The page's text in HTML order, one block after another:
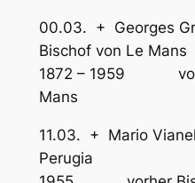
00.03. + Georges
Bischof
1872 – 1959
Mans
11.03. + Mario